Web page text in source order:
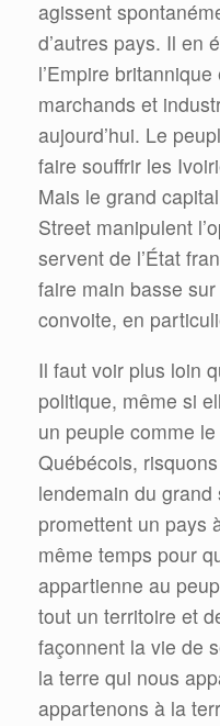
agissent
d’autres pays. Il en
l’Empire
marchands et
aujourd’hui. Le
faire souffrir les
Mais le grand
Street manipulent
servent de l’État
faire main basse
convoite, en
Il faut voir plus loin
politique, même si
un peuple comme
Québécois,
lendemain du
promettent un pays
même temps pour
appartienne au
tout un territoire et
façonnent la vie de
la terre qui nous
appartenons à la